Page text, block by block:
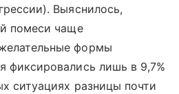
Выяснилось,
помеси чаще
формы
фиксировались лишь в 9,7%
ситуациях разницы почти